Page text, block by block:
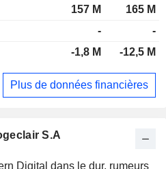
S.A
Digital dans le dur, rumeurs
157 M
165 M
-
-
-1,8 M -12,5 M
Plus de données financières